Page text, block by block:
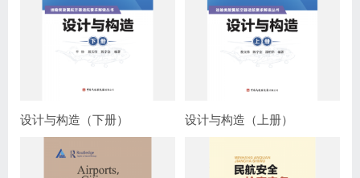
设计与构造（下册） 设计与构造（上册）